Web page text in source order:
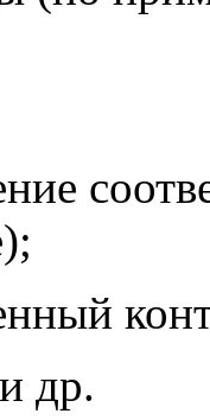
др.